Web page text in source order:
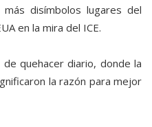
disímbolos lugares del
en la mira del ICE.
quehacer diario, donde la
la razón para mejor